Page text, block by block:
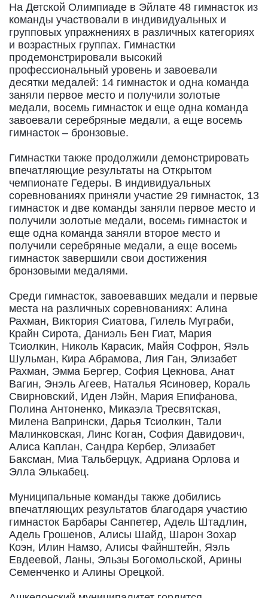
На Детской Олимпиаде в Эйлате 48 гимнасток из
команды участвовали в индивидуальных и
групповых упражнениях в различных категориях
и возрастных группах. Гимнастки
продемонстрировали высокий
профессиональный уровень и завоевали
десятки медалей: 14 гимнасток и одна команда
заняли первое место и получили золотые
медали, восемь гимнасток и еще одна команда
завоевали серебряные медали, а еще восемь
гимнасток – бронзовые.
Гимнастки также продолжили демонстрировать
впечатляющие результаты на Открытом
чемпионате Гедеры. В индивидуальных
соревнованиях приняли участие 29 гимнасток, 13
гимнасток и две команды заняли первое место и
получили золотые медали, восемь гимнасток и
еще одна команда заняли второе место и
получили серебряные медали, а еще восемь
гимнасток завершили свои достижения
бронзовыми медалями.
Среди гимнасток, завоевавших медали и первые
места на различных соревнованиях: Алина
Рахман, Виктория Сиатова, Гилель Муграби,
Крайн Сирота, Даниэль Бен Гиат, Мария
Тсиолкин, Николь Карасик, Майя Софрон, Яэль
Шульман, Кира Абрамова, Лия Ган, Элизабет
Рахман, Эмма Бергер, София Цекнова, Анат
Вагин, Энэль Агеев, Наталья Ясиновер, Кораль
Свирновский, Иден Лэйн, Мария Епифанова,
Полина Антоненко, Микаэла Тресвятская,
Милена Вапрински, Дарья Тсиолкин, Тали
Малинковская, Линс Коган, София Давидович,
Алиса Каплан, Сандра Кербер, Элизабет
Баксман, Миа Тальберцук, Адриана Орлова и
Элла Элькабец.
Муниципальные команды также добились
впечатляющих результатов благодаря участию
гимнасток Барбары Санпетер, Адель Штадлин,
Адель Грошенов, Алисы Шайд, Шарон Зохар
Коэн, Илин Намзо, Алисы Файнштейн, Яэль
Евдеевой, Ланы, Эльзы Богомольской, Арины
Семенченко и Алины Орецкой.